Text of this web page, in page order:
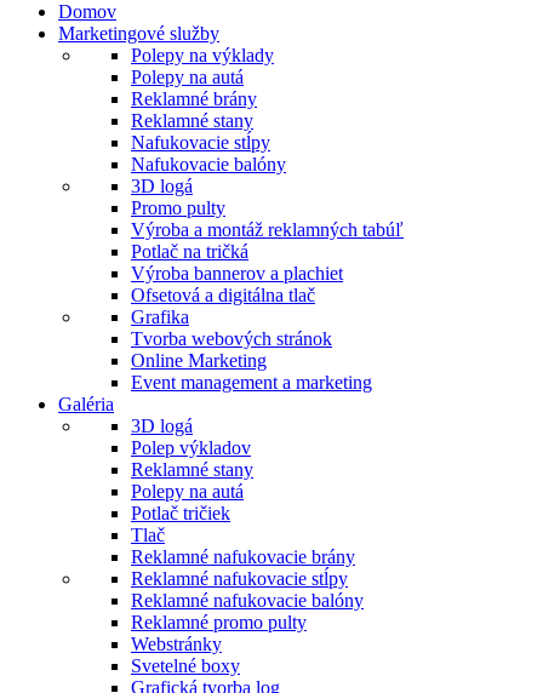
Domov
Marketingové služby
Polepy na výklady
Polepy na autá
Reklamné brány
Reklamné stany
Nafukovacie stĺpy
Nafukovacie balóny
3D logá
Promo pulty
Výroba a montáž reklamných tabúľ
Potlač na tričká
Výroba bannerov a plachiet
Ofsetová a digitálna tlač
Grafika
Tvorba webových stránok
Online Marketing
Event management a marketing
Galéria
3D logá
Polep výkladov
Reklamné stany
Polepy na autá
Potlač tričiek
Tlač
Reklamné nafukovacie brány
Reklamné nafukovacie stĺpy
Reklamné nafukovacie balóny
Reklamné promo pulty
Webstránky
Svetelné boxy
Grafická tvorba log